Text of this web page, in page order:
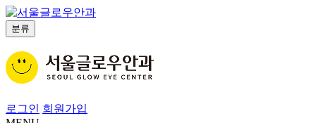
분류
로그인 회원가입